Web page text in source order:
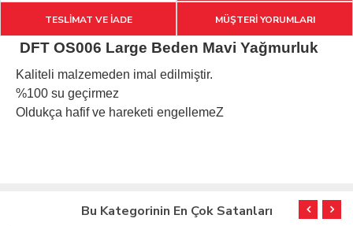
TESLİMAT VE İADE MÜŞTERİ YORUMLARI
DFT OS006 Large Beden Mavi Yağmurluk
Kaliteli malzemeden imal edilmiştir.
%100 su geçirmez
Oldukça hafif ve hareketi engellemeZ
Bu Kategorinin En Çok Satanları